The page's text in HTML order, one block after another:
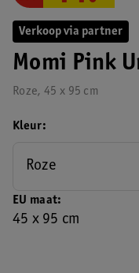
Verkoop via partner
Momi Pink
Roze, 45 x 95 cm
EU maat
45 x 95 cm
Kleur
Roze